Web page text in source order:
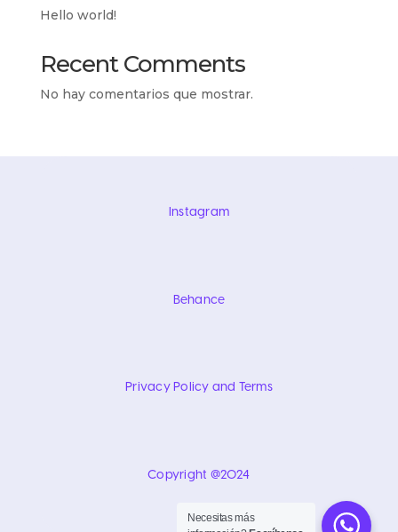
Hello world!
Recent Comments
No hay comentarios que mostrar.
Instagram
Behance
Privacy Policy and Terms
Copyright @2024
Necesitas más